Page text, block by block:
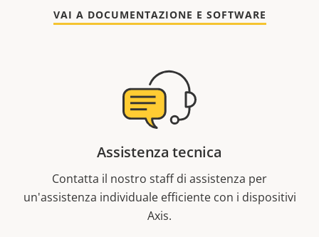
VAI A DOCUMENTAZIONE E SOFTWARE
Assistenza tecnica
Contatta il nostro staff di assistenza per
un'assistenza individuale efficiente con i dispositivi
Axis.